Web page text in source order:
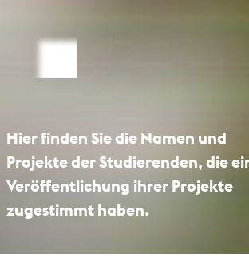
Hier finden Sie die Namen und
Projekte der Studierenden, die
Veröffentlichung ihrer Projekte
zugestimmt haben.